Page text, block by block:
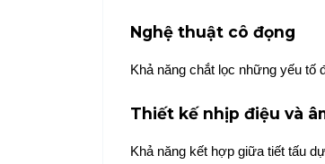
Nghệ thuật cô đọng
Khả năng chắt lọc những yếu tố
Thiết kế nhịp điệu và
Khả năng kết hợp giữa tiết tấu